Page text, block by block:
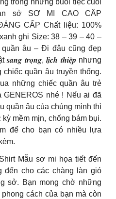
trong những buổi tiệc cuối
sở SƠ MI CAO CẤP
CẤP Chất liệu: 100%
ghi Size: 38 – 39 – 40 –
âu – Đi đâu cũng đẹp
𝒕𝒓𝒐̣𝒏𝒈, 𝒍𝒊̣𝒄𝒉 𝒕𝒉𝒊𝒆̣̂𝒑 nhưng
quần âu truyền thống.
những chiếc quần âu trẻ
GENEROS nhé ! Nếu ai đã
quần âu của chúng mình thì
mềm mịn, chống bám bụi.
để cho bạn có nhiều lựa
Mẫu sơ mi họa tiết đến
đến cho các chàng làn gió
sở. Bạn mong chờ những
cách của bạn mà còn